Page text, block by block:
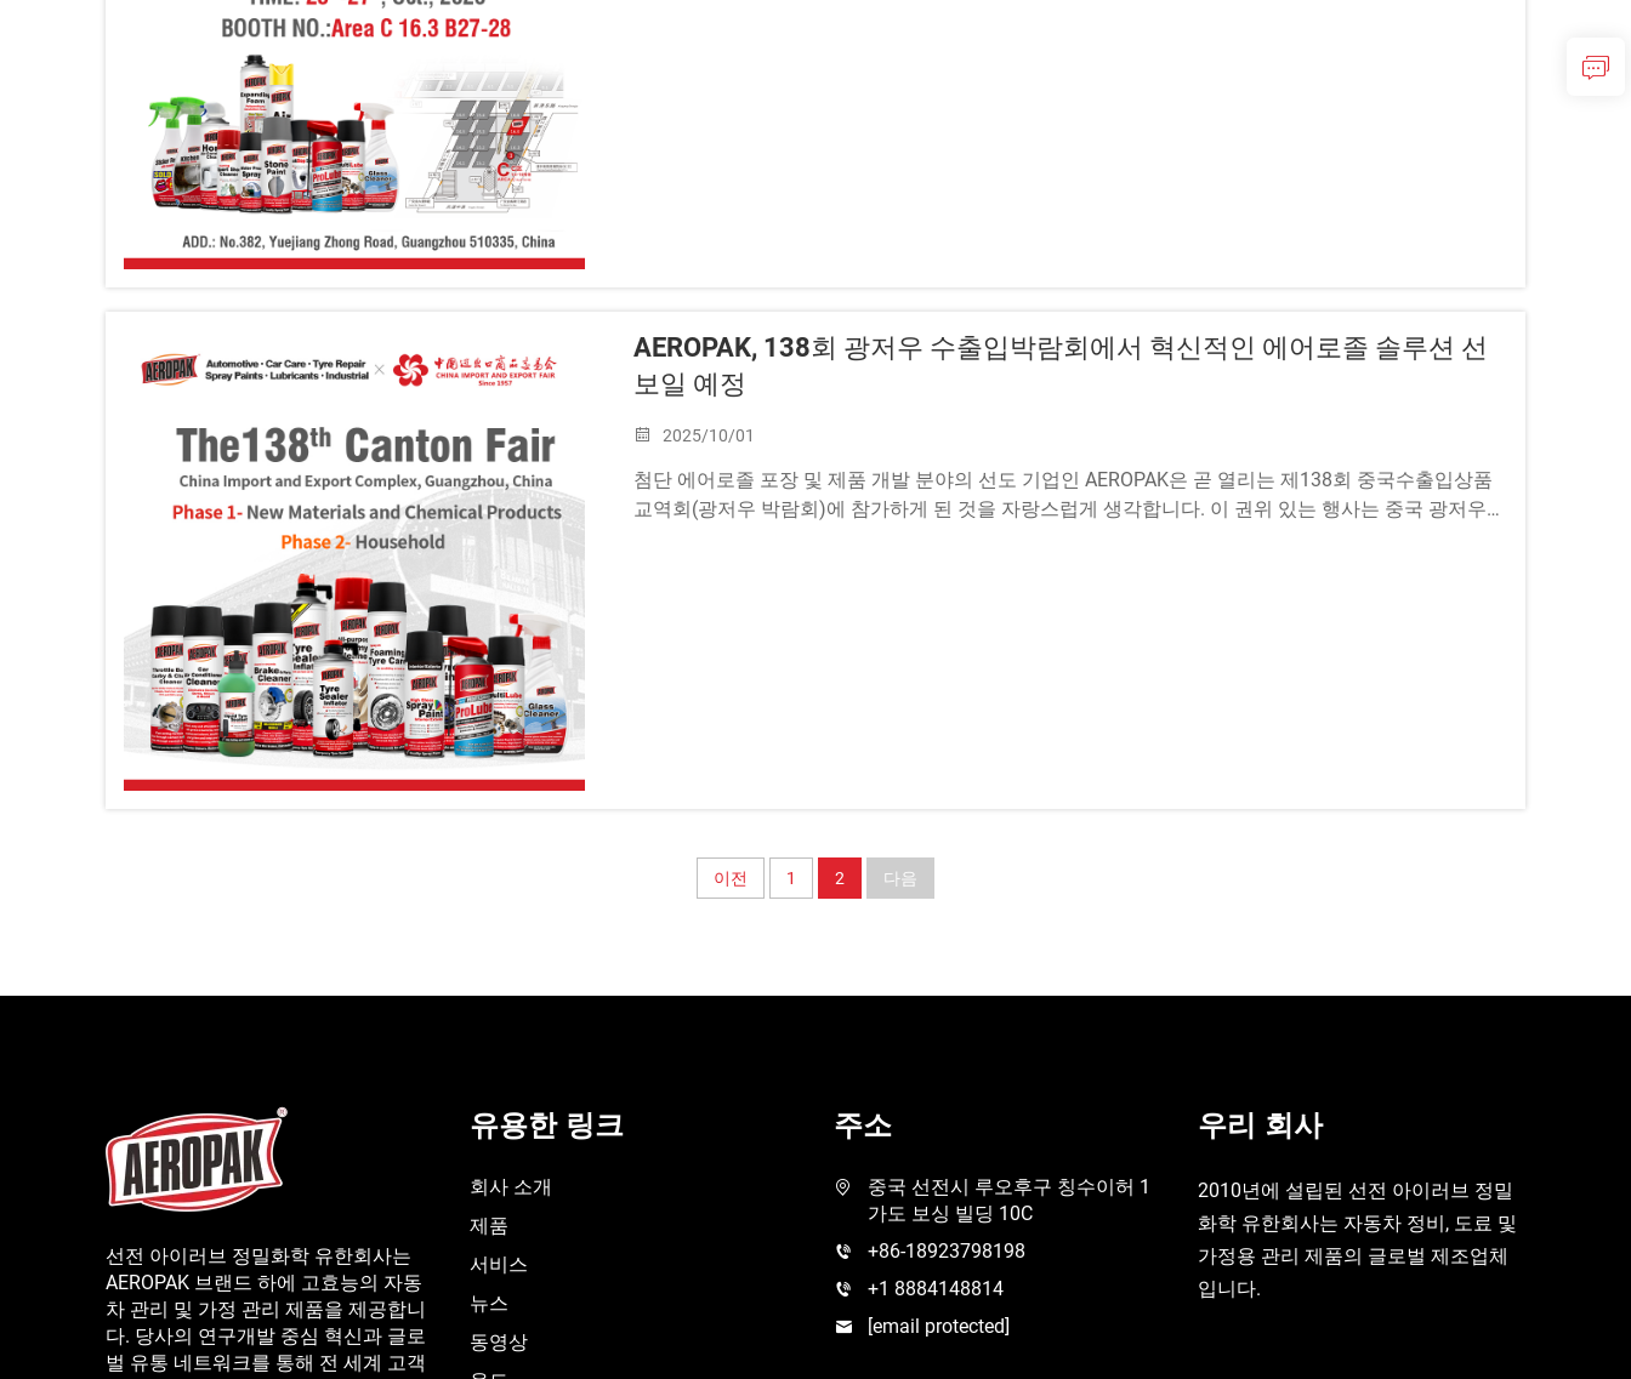
AEROPAK, 138회 광저우 수출입박람회에서 혁신적인 에어로졸 솔루션 선
보일 예정
2025/10/01
첨단 에어로졸 포장 및 제품 개발 분야의 선도 기업인 AEROPAK은 곧 열리는 제138회 중국수출입상품
교역회(광저우 박람회)에 참가하게 된 것을 자랑스럽게 생각합니다. 이 권위 있는 행사는 중국 광저우
이전 1 2 다음
선전 아이러브 정밀화학 유한회사는
AEROPAK 브랜드 하에 고효능의 자동
차 관리 및 가정 관리 제품을 제공합니
다. 당사의 연구개발 중심 혁신과 글로
벌 유통 네트워크를 통해 전 세계 고객
유용한 링크
회사 소개
제품
서비스
뉴스
동영상
주소
중국 선전시 루오후구 칭수이허 1
가도 보싱 빌딩 10C
+86-18923798198
+1 8884148814
[email protected]
우리 회사
2010년에 설립된 선전 아이러브 정밀
화학 유한회사는 자동차 정비, 도료 및
가정용 관리 제품의 글로벌 제조업체
입니다.